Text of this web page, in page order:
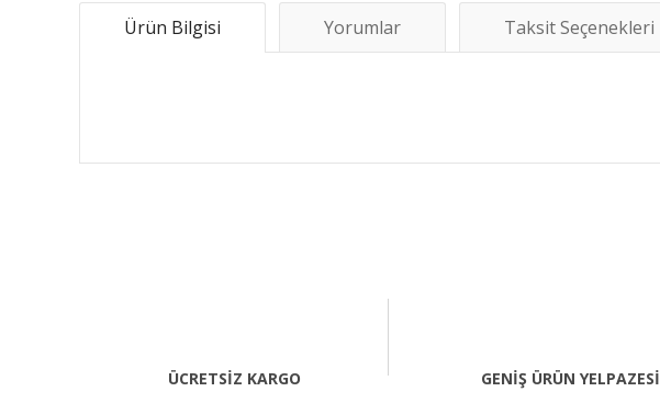
Ürün Bilgisi Yorumlar Taksit Seçenekleri
Ürün bilgilerinde hatalar bulunuyor.
ÜCRETSİZ KARGO GENİŞ ÜRÜN YELPAZESİ